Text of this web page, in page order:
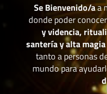
Se Bienvenido/aa
donde poder
y videncia,
santería y alta magia
tanto a personas
mundo para